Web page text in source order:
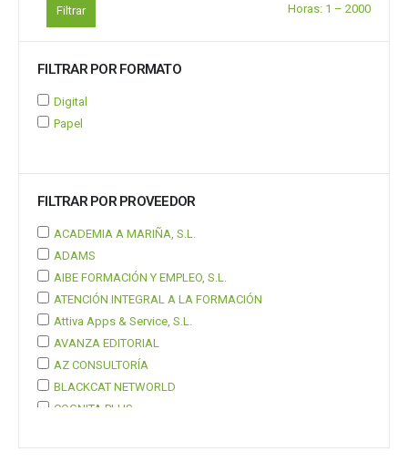
Filtrar Horas: 1 – 2000
FILTRAR POR FORMATO
Digital
Papel
FILTRAR POR PROVEEDOR
ACADEMIA A MARIÑA, S.L.
ADAMS
AIBE FORMACIÓN Y EMPLEO, S.L.
ATENCIÓN INTEGRAL A LA FORMACIÓN
Attiva Apps & Service, S.L.
AVANZA EDITORIAL
AZ CONSULTORÍA
BLACKCAT NETWORLD
COGNITA PLUS
Mostrar 37 más